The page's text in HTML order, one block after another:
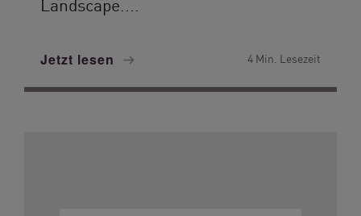
Jetzt lesen 4 Min. Lesezeit